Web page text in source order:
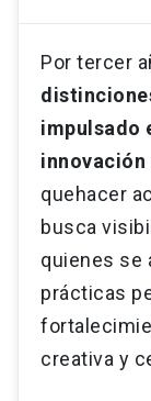
Por tercer
impulsado
quehacer
busca
quienes se
prácticas
creativa y